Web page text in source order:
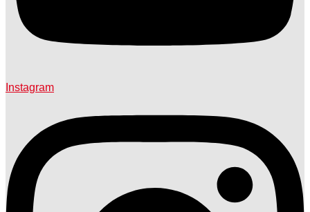
Instagram